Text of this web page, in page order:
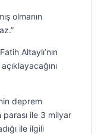
olmanın
Altaylı’nın
deprem
parası ile 3 milyar
ile ilgili